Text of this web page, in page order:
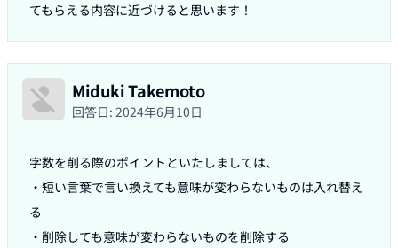
てもらえる内容に近づけると思います！
Miduki Takemoto
回答日: 2024年6月10日
字数を削る際のポイントといたしましては、
・短い言葉で言い換えても意味が変わらないものは入れ替え
る
・削除しても意味が変わらないものを削除する